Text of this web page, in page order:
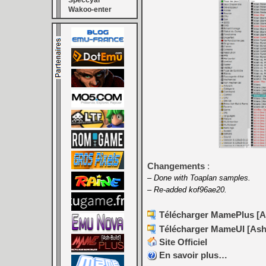
Wakoo-enter
Changements :
– Done with Toaplan samples.
– Re-added kof96ae20.
Télécharger MamePlus
Télécharger MameUI
Site Officiel
En savoir plus…